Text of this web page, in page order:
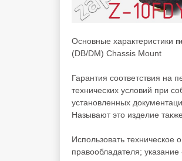
Основные характеристики
(DB/DM) Chassis Mount
Гарантия соответствия на
технических условий при
установленных
Называют это изделие
Использовать техническое
правообладателя;